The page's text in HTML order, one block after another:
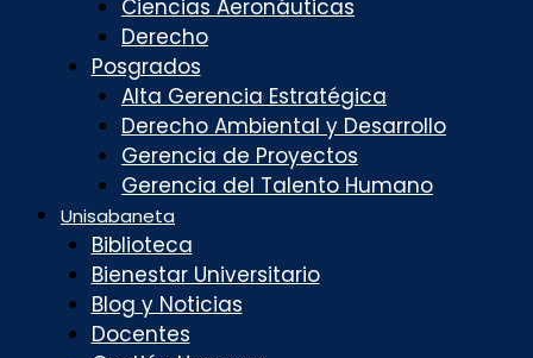
Ciencias Aeronáuticas
Derecho
Posgrados
Alta Gerencia Estratégica
Derecho Ambiental y Desarrollo
Gerencia de Proyectos
Gerencia del Talento Humano
Unisabaneta
Biblioteca
Bienestar Universitario
Blog y Noticias
Docentes